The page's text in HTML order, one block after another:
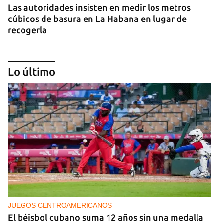
Las autoridades insisten en medir los metros
cúbicos de basura en La Habana en lugar de
recogerla
25N
Pese al subregistro de los datos oficiales, Cuba
tiene una alta incidencia de feminicidios
Lo último
JUEGOS CENTROAMERICANOS
El béisbol cubano suma 12 años sin una medalla